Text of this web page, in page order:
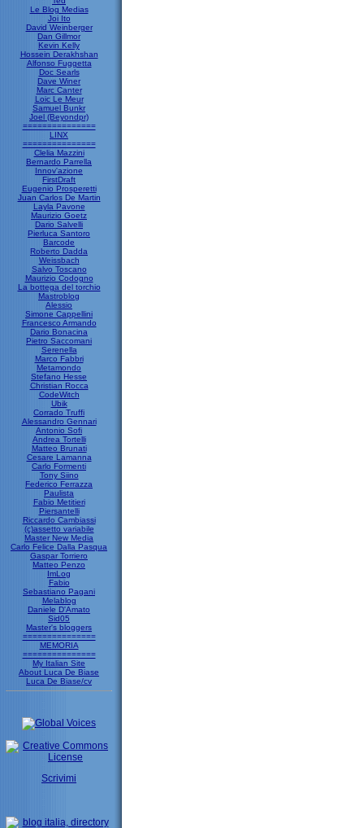
Le Blog Medias
Joi Ito
David Weinberger
Dan Gillmor
Kevin Kelly
Hossein Derakhshan
Alfonso Fuggetta
Doc Searls
Dave Winer
Marc Canter
Loic Le Meur
Samuel Bunkr
Joel (Beyondpr)
===============
LINX
===============
Clelia Mazzini
Bernardo Parrella
Innov'azione
FirstDraft
Eugenio Prosperetti
Juan Carlos De Martin
Layla Pavone
Maurizio Goetz
Dario Salvelli
Pierluca Santoro
Barcode
Roberto Dadda
Weissbach
Salvo Toscano
Maurizio Codogno
La bottega del torchio
Mastroblog
Alessio
Simone Cappellini
Francesco Armando
Dario Bonacina
Pietro Saccomani
Serenella
Marco Fabbri
Metamondo
Stefano Hesse
Christian Rocca
CodeWitch
Ubik
Corrado Truffi
Alessandro Gennari
Antonio Sofi
Andrea Tortelli
Matteo Brunati
Cesare Lamanna
Carlo Formenti
Tony Siino
Federico Ferrazza
Paulista
Fabio Metitieri
Piersantelli
Riccardo Cambiassi
(c)assetto variabile
Master New Media
Carlo Felice Dalla Pasqua
Gaspar Torriero
Matteo Penzo
ImLog
Fabio
Sebastiano Pagani
Melablog
Daniele D'Amato
Sid05
Master's bloggers
===============
MEMORIA
===============
My Italian Site
About Luca De Biase
Luca De Biase/cv
Scrivimi